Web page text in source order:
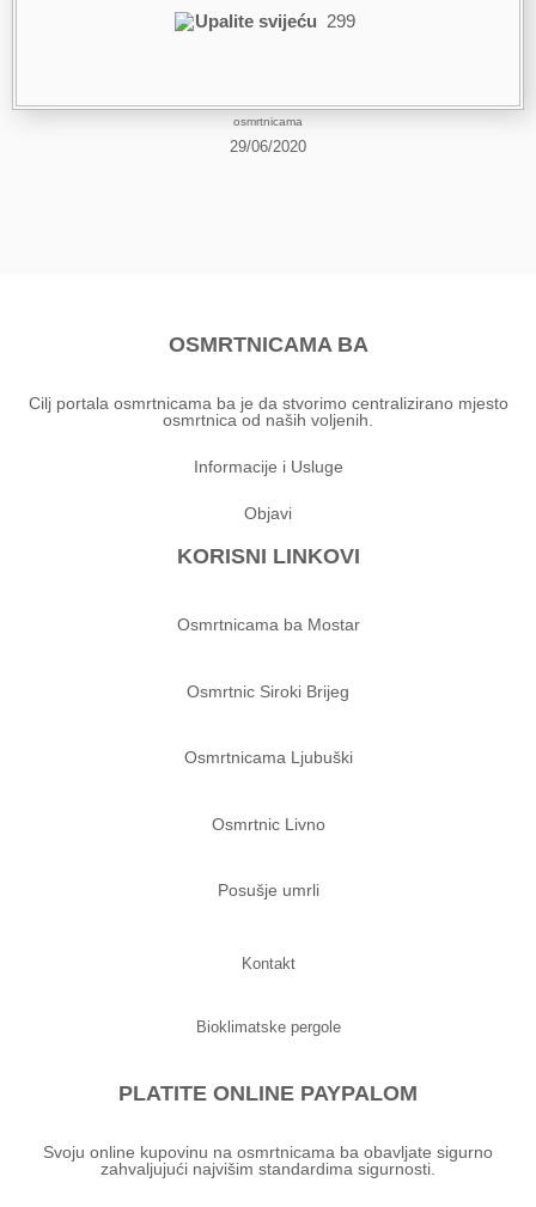
Upalite svijeću 299
osmrtnicama
29/06/2020
OSMRTNICAMA BA
Cilj portala osmrtnicama ba je da stvorimo centralizirano mjesto
osmrtnica od naših voljenih.
Informacije i Usluge
Objavi
KORISNI LINKOVI
Osmrtnicama ba Mostar
Osmrtnic Siroki Brijeg
Osmrtnicama Ljubuški
Osmrtnic Livno
Posušje umrli
Kontakt
Bioklimatske pergole
PLATITE ONLINE PAYPALOM
Svoju online kupovinu na osmrtnicama ba obavljate sigurno
zahvaljujući najvišim standardima sigurnosti.